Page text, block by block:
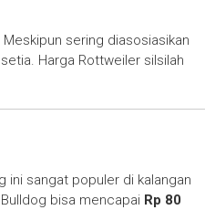
sering diasosiasikan
Harga Rottweiler silsilah
ini sangat populer di kalangan
bisa mencapai Rp 80